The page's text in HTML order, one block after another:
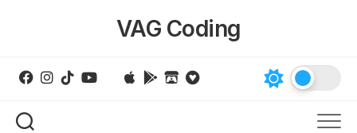
VAG Coding